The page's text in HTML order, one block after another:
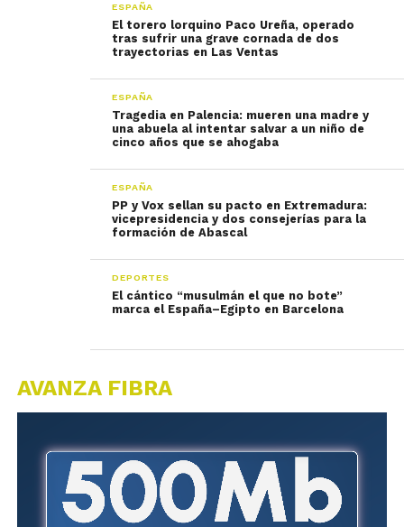
ESPAÑA
El torero lorquino Paco Ureña, operado
tras sufrir una grave cornada de dos
trayectorias en Las Ventas
ESPAÑA
Tragedia en Palencia: mueren una madre y
una abuela al intentar salvar a un niño de
cinco años que se ahogaba
ESPAÑA
PP y Vox sellan su pacto en Extremadura:
vicepresidencia y dos consejerías para la
formación de Abascal
DEPORTES
El cántico “musulmán el que no bote”
marca el España–Egipto en Barcelona
AVANZA FIBRA